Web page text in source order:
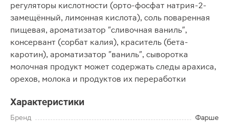
регуляторы кислотности (орто-фосфат натрия-2-
замещённый, лимонная кислота), соль поваренная
пищевая, ароматизатор "сливочная ваниль",
консервант (сорбат калия), краситель (бета-
каротин), ароматизатор "ваниль", сыворотка
молочная продукт может содержать следы арахиса,
орехов, молока и продуктов их переработки
Характеристики
Бренд
Фарше